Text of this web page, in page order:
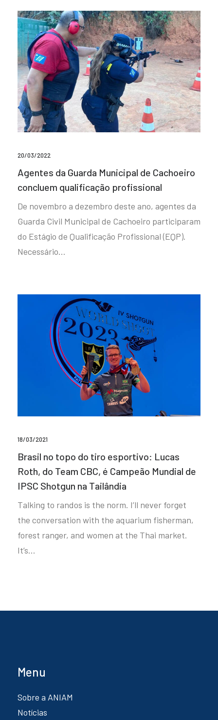
20/03/2022
Agentes da Guarda Municipal de Cachoeiro
concluem qualificação profissional
De novembro a dezembro deste ano, agentes da
Guarda Civil Municipal de Cachoeiro participaram
do Estágio de Qualificação Profissional (EQP).
Necessário…
18/03/2021
Brasil no topo do tiro esportivo: Lucas
Roth, do Team CBC, é Campeão Mundial de
IPSC Shotgun na Tailândia
Talking to randos is the norm. I’ll never forget
the conversation with the aquarium fisherman,
forest ranger, and women at the Thai market.
It’s…
Menu
Sobre a ANIAM
Notícias